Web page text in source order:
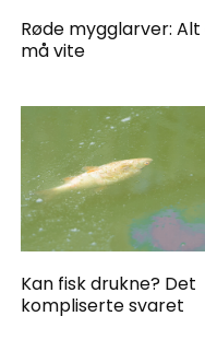
Røde mygglarver: Alt
må vite
Kan fisk drukne? Det
kompliserte svaret